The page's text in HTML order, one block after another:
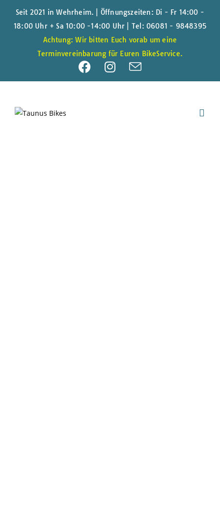
Seit 2021 in Wehrheim. | Öffnungszeiten: Di - Fr 14:00 -
18:00 Uhr + Sa 10:00 -14:00 Uhr | Tel: 06081 - 9848395
Achtung: Wir bitten Euch vorab um eine
Terminvereinbarung für Euren BikeService.